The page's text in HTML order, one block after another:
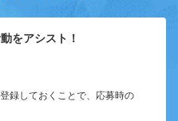
をアシスト！
録しておくことで、応募時の